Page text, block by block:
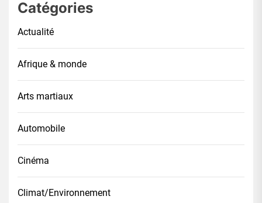
Catégories
Actualité
Afrique & monde
Arts martiaux
Automobile
Cinéma
Climat/Environnement